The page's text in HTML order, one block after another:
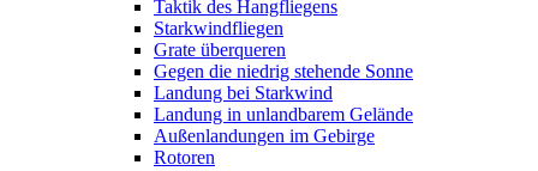
Taktik des Hangfliegens
Starkwindfliegen
Grate überqueren
Gegen die niedrig stehende Sonne
Landung bei Starkwind
Landung in unlandbarem Gelände
Außenlandungen im Gebirge
Rotoren